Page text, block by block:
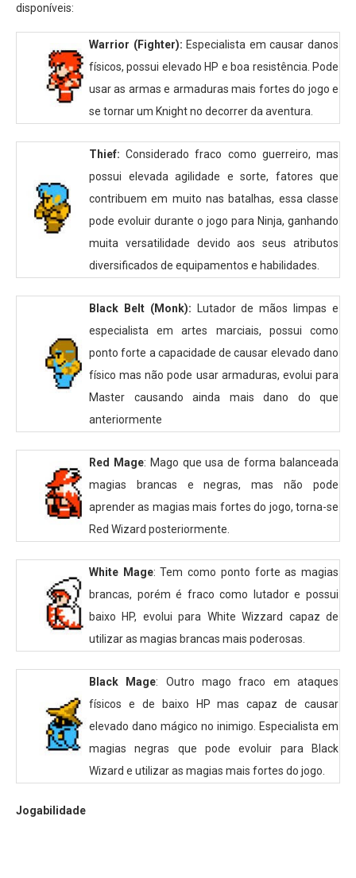
disponíveis:
Warrior (Fighter): Especialista em causar danos
físicos, possui elevado HP e boa resistência. Pode
usar as armas e armaduras mais fortes do jogo e
se tornar um Knight no decorrer da aventura.
Thief: Considerado fraco como guerreiro, mas
possui elevada agilidade e sorte, fatores que
contribuem em muito nas batalhas, essa classe
pode evoluir durante o jogo para Ninja, ganhando
muita versatilidade devido aos seus atributos
diversificados de equipamentos e habilidades.
Black Belt (Monk): Lutador de mãos limpas e
especialista em artes marciais, possui como
ponto forte a capacidade de causar elevado dano
físico mas não pode usar armaduras, evolui para
Master causando ainda mais dano do que
anteriormente
Red Mage: Mago que usa de forma balanceada
magias brancas e negras, mas não pode
aprender as magias mais fortes do jogo, torna-se
Red Wizard posteriormente.
White Mage: Tem como ponto forte as magias
brancas, porém é fraco como lutador e possui
baixo HP, evolui para White Wizzard capaz de
utilizar as magias brancas mais poderosas.
Black Mage: Outro mago fraco em ataques
físicos e de baixo HP mas capaz de causar
elevado dano mágico no inimigo. Especialista em
magias negras que pode evoluir para Black
Wizard e utilizar as magias mais fortes do jogo.
Jogabilidade